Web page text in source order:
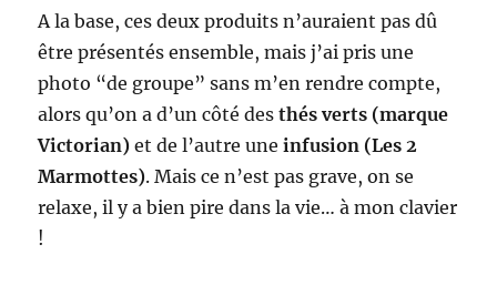
A la base, ces deux produits n’auraient pas dû
être présentés ensemble, mais j’ai pris une
photo “de groupe” sans m’en rendre compte,
alors qu’on a d’un côté desthés verts (marque
Victorian) et de l’autre une infusion (Les 2
Marmottes). Mais ce n’est pas grave, on se
relaxe, il y a bien pire dans la vie… à mon clavier
!